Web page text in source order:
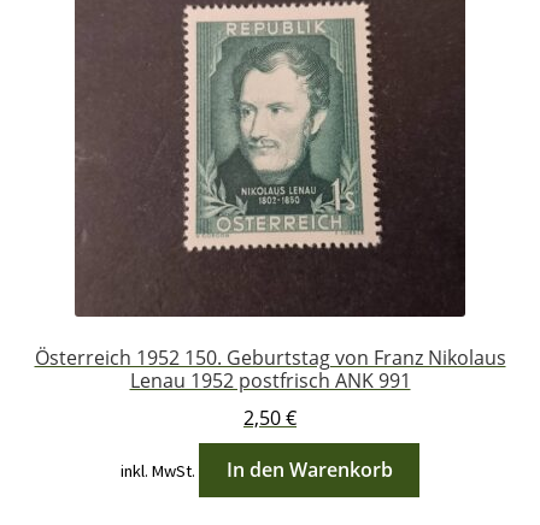
Österreich 1952 150. Geburtstag von Franz Nikolaus
Lenau 1952 postfrisch ANK 991
2,50€
inkl. MwSt. In den Warenkorb